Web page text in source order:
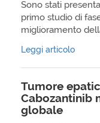
Sono stati
primo studio di
miglioramento
Leggi articolo
Tumore
Cabozantinib
globale